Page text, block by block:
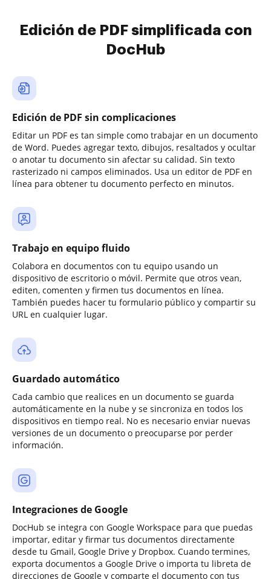
Edición de PDF simplificada con
DocHub
Edición de PDF sin complicaciones
Editar un PDF es tan simple como trabajar en un documento
de Word. Puedes agregar texto, dibujos, resaltados y ocultar
o anotar tu documento sin afectar su calidad. Sin texto
rasterizado ni campos eliminados. Usa un editor de PDF en
línea para obtener tu documento perfecto en minutos.
Trabajo en equipo fluido
Colabora en documentos con tu equipo usando un
dispositivo de escritorio o móvil. Permite que otros vean,
editen, comenten y firmen tus documentos en línea.
También puedes hacer tu formulario público y compartir su
URL en cualquier lugar.
Guardado automático
Cada cambio que realices en un documento se guarda
automáticamente en la nube y se sincroniza en todos los
dispositivos en tiempo real. No es necesario enviar nuevas
versiones de un documento o preocuparse por perder
información.
Integraciones de Google
DocHub se integra con Google Workspace para que puedas
importar, editar y firmar tus documentos directamente
desde tu Gmail, Google Drive y Dropbox. Cuando termines,
exporta documentos a Google Drive o importa tu libreta de
direcciones de Google y comparte el documento con tus